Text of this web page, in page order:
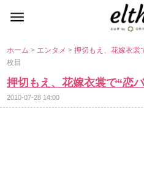
ホーム> エンタメ>押切もえ、花嫁衣裳
枚目
押切もえ、花嫁衣裳で“恋
2010-07-28 14:00